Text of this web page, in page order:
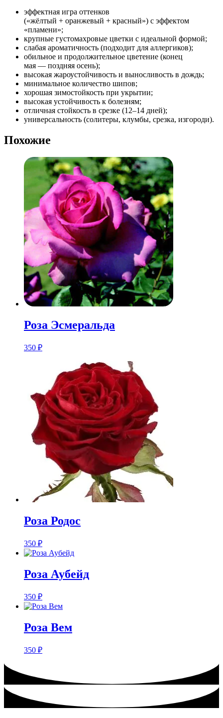
эффектная игра оттенков
(«жёлтый + оранжевый + красный») с эффектом
«пламени»;
крупные густомахровые цветки с идеальной формой;
слабая ароматичность (подходит для аллергиков);
обильное и продолжительное цветение (конец
мая — поздняя осень);
высокая жароустойчивость и выносливость в дождь;
минимальное количество шипов;
хорошая зимостойкость при укрытии;
высокая устойчивость к болезням;
отличная стойкость в срезке (12–14 дней);
универсальность (солитеры, клумбы, срезка, изгороди).
Похожие
Розa Эсмеральда
350 ₽
Розa Родос
350 ₽
Розa Аубейд
350 ₽
Розa Вем
350 ₽